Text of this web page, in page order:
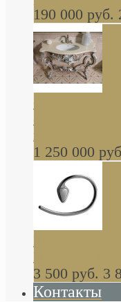
190 000 руб.
стиле
коричневый
1 250 000
Khala
НАЛИЧИИ
3 500 руб. 3
Контакты